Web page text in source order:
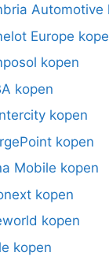
Automotive
Europe
kopen
kopen
kopen
kopen
Mobile kopen
kopen
kopen
kopen